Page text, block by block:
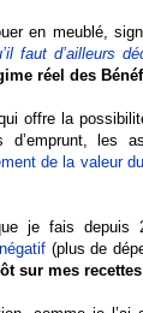
en meublé,
faut d’ailleurs
réel des
offre la
d’emprunt, les
de la valeur
je fais
(plus de
sur mes